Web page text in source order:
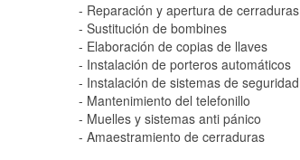
- Reparación y apertura de cerraduras
- Sustitución de bombines
- Elaboración de copias de llaves
- Instalación de porteros automáticos
- Instalación de sistemas de seguridad
- Mantenimiento del telefonillo
- Muelles y sistemas anti pánico
- Amaestramiento de cerraduras